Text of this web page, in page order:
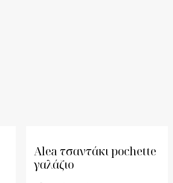
Alea τσαντάκι pochette
γαλάζιο